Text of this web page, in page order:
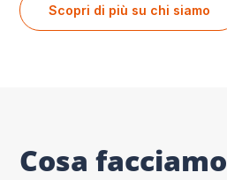
Scopri di più su chi siamo
Cosa facciamo